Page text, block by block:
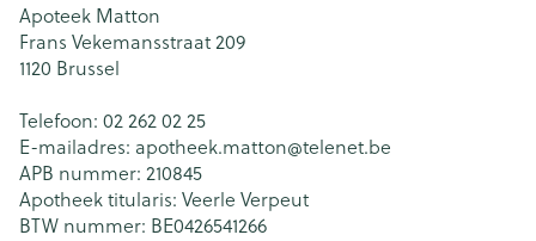
Apoteek Matton
Frans Vekemansstraat 209
1120 Brussel
Telefoon: 02 262 02 25
E-mailadres: apotheek.matton@telenet.be
APB nummer: 210845
Apotheek titularis: Veerle Verpeut
BTW nummer: BE0426541266